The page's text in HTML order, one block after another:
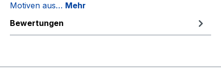
Motiven aus… Mehr
Bewertungen